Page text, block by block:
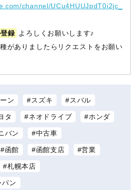
channel/UCu4HUUJpdT0i2jc_
録
よろしくお願いします♪
がありましたらリクエストをお願い
ン スズキ スバル
タ ネオドライブ ホンダ
バン 中古車
函館 函館支店 営業
札幌本店
パン